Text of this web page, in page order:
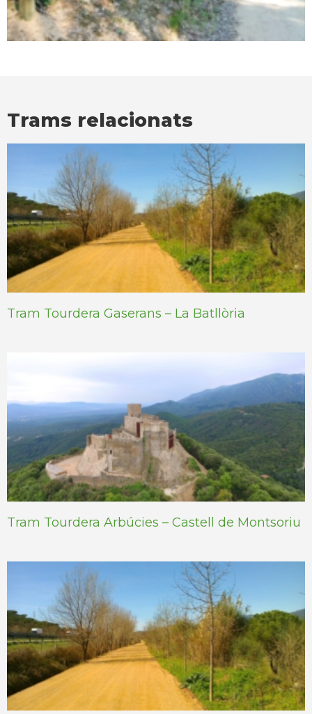
Trams relacionats
Tram Tourdera Gaserans – La Batllòria
Tram Tourdera Arbúcies – Castell de Montsoriu